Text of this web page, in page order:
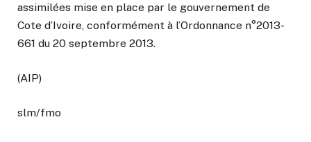
assimilées mise en place par le gouvernement de
Cote d’Ivoire, conformément à l’Ordonnance n°2013-
661 du 20 septembre 2013.
(AIP)
slm/fmo